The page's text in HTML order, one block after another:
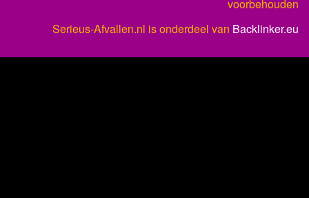
voorbehouden
Serieus-Afvallen.nl is onderdeel van Backlinker.eu